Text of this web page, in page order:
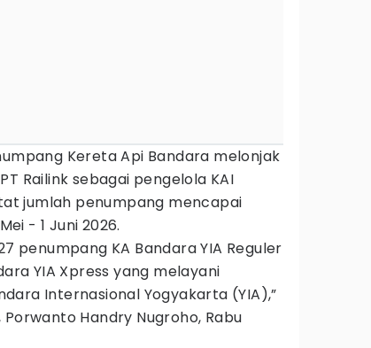
Kereta Api Bandara melonjak
Railink sebagai pengelola KAI
jumlah penumpang mencapai
- 1 Juni 2026.
penumpang KA Bandara YIA Reguler
YIA Xpress yang melayani
Internasional Yogyakarta (YIA),”
Handry Nugroho, Rabu